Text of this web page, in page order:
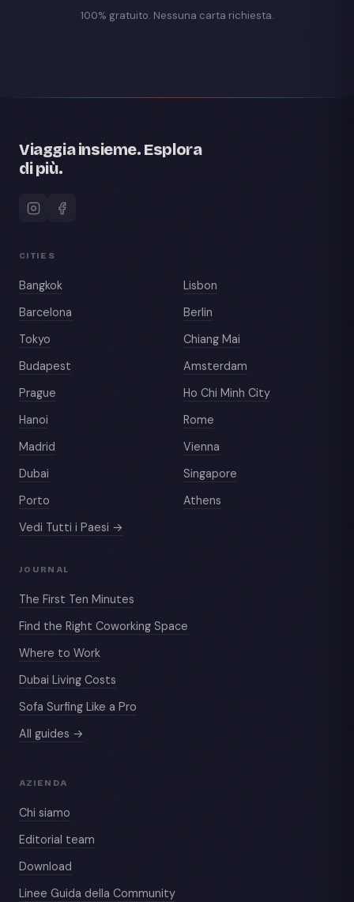
100% gratuito. Nessuna carta richiesta.
Viaggia insieme. Esplora
di più.
CITIES
Bangkok
Lisbon
Barcelona
Berlin
Tokyo
Chiang Mai
Budapest
Amsterdam
Prague
Ho Chi Minh City
Hanoi
Rome
Madrid
Vienna
Dubai
Singapore
Porto
Athens
Vedi Tutti i Paesi →
JOURNAL
The First Ten Minutes
Find the Right Coworking Space
Where to Work
Dubai Living Costs
Sofa Surfing Like a Pro
All guides →
AZIENDA
Chi siamo
Editorial team
Download
Linee Guida della Community